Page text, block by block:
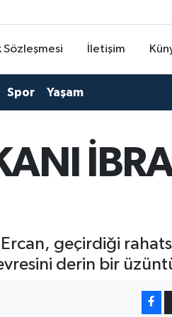
Sözleşmesi İletişim
Spor Yaşam
geçirdiği
derin bir